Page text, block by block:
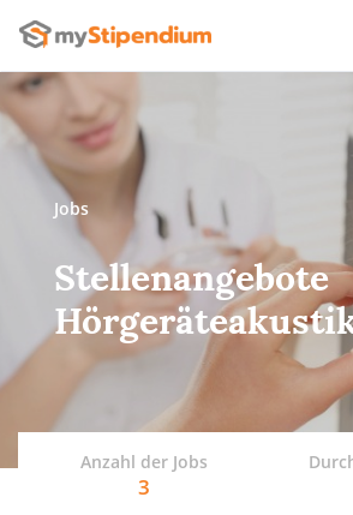
Jobs
Stellenangebote
Anzahl der Jobs
3